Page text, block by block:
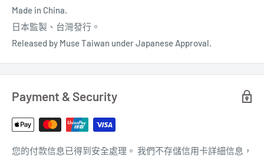
Made in China.
日本監製 、台灣發行。
Released by Muse Taiwan under Japanese Approval.
Payment & Security
您的付款信息已得到安全處理。 我們不存儲信用卡詳細信息，